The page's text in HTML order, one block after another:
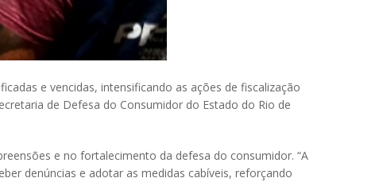
e vencidas, intensificando as ações de fiscalização
de Defesa do Consumidor do Estado do Rio de
e no fortalecimento da defesa do consumidor. “A
denúncias e adotar as medidas cabíveis, reforçando